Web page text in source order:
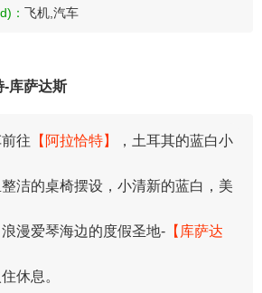
： 飞机,汽车
-库萨达斯
往 【阿拉恰特】
，土耳其的蓝白小
洁的桌椅摆设，小清新的蓝白，美
漫爱琴海边的度假圣地- 【库萨达
休息。